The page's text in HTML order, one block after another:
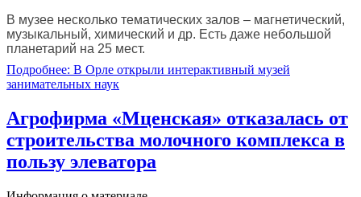
В музее несколько тематических залов – магнетический,
музыкальный, химический и др. Есть даже небольшой
планетарий на 25 мест.
Подробнее: В Орле открыли интерактивный музей
занимательных наук
Агрофирма «Мценская» отказалась от
строительства молочного комплекса в
пользу элеватора